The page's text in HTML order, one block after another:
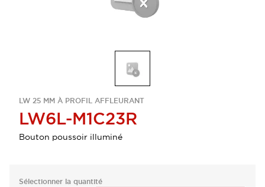
LW 25 MM À PROFIL AFFLEURANT
LW6L-M1C23R
Bouton poussoir illuminé
Sélectionner la quantité